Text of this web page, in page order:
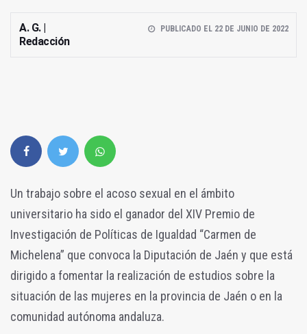
A. G. |
Redacción
PUBLICADO EL 22 DE JUNIO DE 2022
Un trabajo sobre el acoso sexual en el ámbito
universitario ha sido el ganador del XIV Premio de
Investigación de Políticas de Igualdad “Carmen de
Michelena” que convoca la Diputación de Jaén y que está
dirigido a fomentar la realización de estudios sobre la
situación de las mujeres en la provincia de Jaén o en la
comunidad autónoma andaluza.